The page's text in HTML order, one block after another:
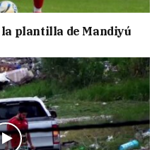
plantilla de Mandiyú